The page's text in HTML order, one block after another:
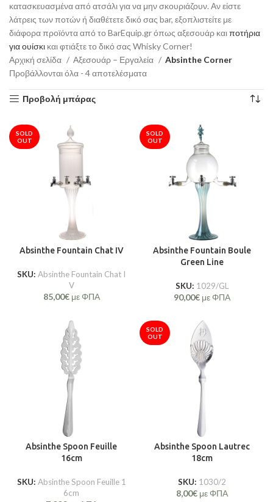
κατασκευασμένα από ατσάλι για να μην σκουριάζουν. Αν είστε
λάτρεις των ποτών ή διαθέτετε δικό σας bar, εξοπλιστείτε με
διάφορα προϊόντα από το BarEquip.gr όπως αξεσουάρ καιποτήρια
για ουίσκι και φτιάξτε το δικό σας Whisky Corner!
Αρχική σελίδα
Αξεσουάρ – Εργαλεία
Absinthe Corner
Προβάλλονται όλα - 4 αποτελέσματα
Προβολή μπάρας
SOLD
OUT
Absinthe Fountain Chat IV
SKU: Absinthe Fountain Chat I
V
85,00€με ΦΠΑ
SOLD
OUT
Absinthe Fountain Boule
Green Line
SKU: 1029/GL
90,00€με ΦΠΑ
Absinthe Spoon Feuille
16cm
SKU: Absinthe Spoon Feuille 1
6cm
SOLD
OUT
Absinthe Spoon Lautrec
18cm
SKU: 1030/2
8,00€με ΦΠΑ